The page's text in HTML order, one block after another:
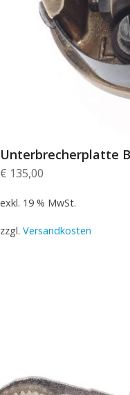
Unterbrecherplatte
€ 135,00
exkl. 19 % MwSt.
zzgl. Versandkosten